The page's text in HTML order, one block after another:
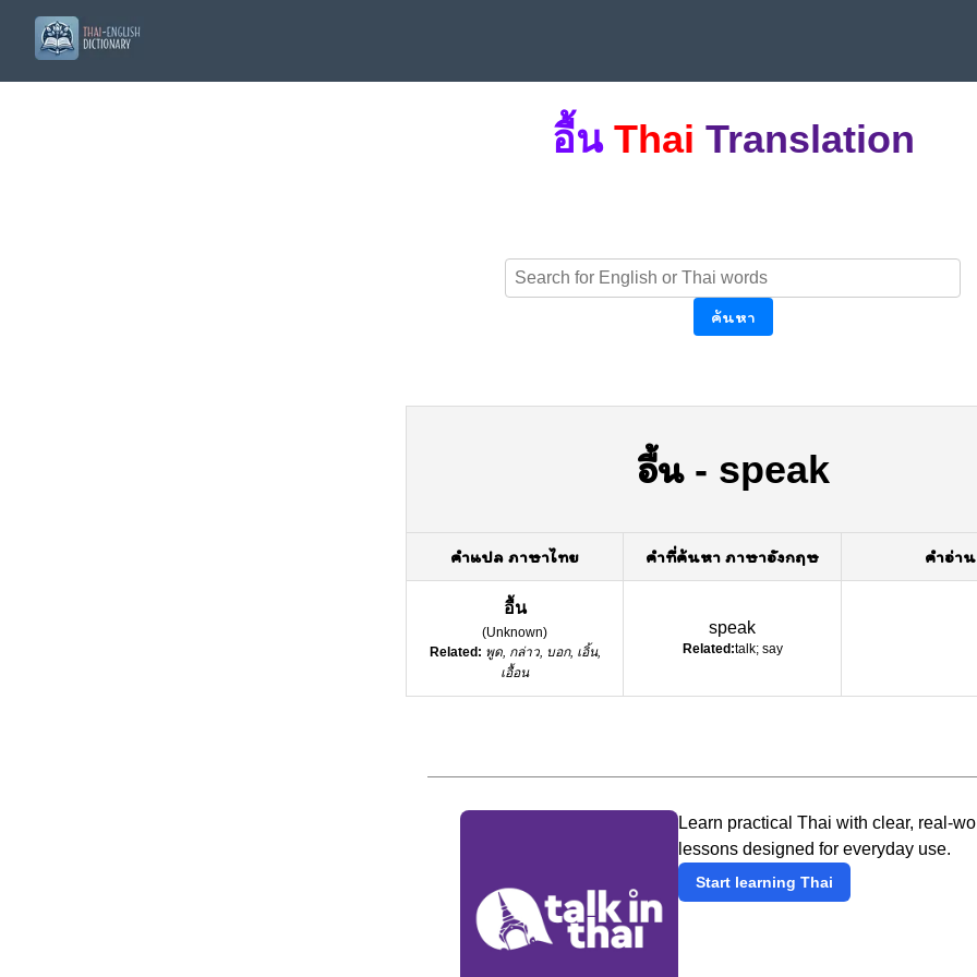
อื้น Thai Translation
ค้นหา
อื้น- speak
คำแปล ภาษาไทย คำที่ค้นหา ภาษาอังกฤษ คำอ่าน
อื้น
(Unknown)
Related: พูด, กล่าว, บอก, เอิ้น,
เอื้อน
speak
Related:talk; say
Learn practical Thai with clear, real-
lessons designed for everyday use.
Start learning Thai